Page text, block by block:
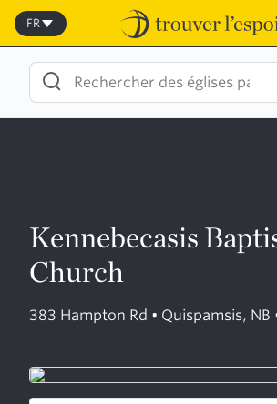
Skip
content
FR
Kennebecasis
Church
383 Hampton Rd • Quispamsis, NB